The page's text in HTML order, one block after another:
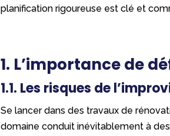
planification rigoureuse est clé et
1. L’importance de
1.1. Les risques de
Se lancer dans des travaux de
domaine conduit inévitablement à